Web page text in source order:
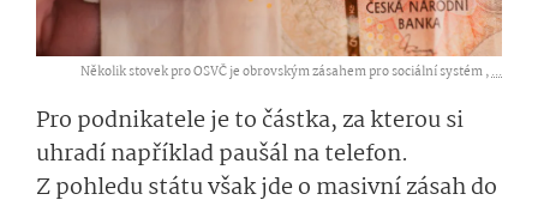
Několik stovek pro OSVČ je obrovským zásahem pro sociální systém ,...
Pro podnikatele je to částka, za kterou si
uhradí například paušál na telefon.
Z pohledu státu však jde o masivní zásah do